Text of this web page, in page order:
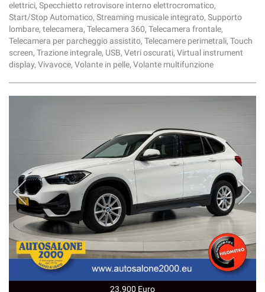
elettrici, Specchietto retrovisore interno elettrocromatico,
Start/Stop Automatico, Streaming musicale integrato, Supporto
lombare, telecamera, Telecamera 360, Telecamera frontale,
Telecamera per parcheggio assistito, Telecamere perimetrali, Touch
screen, Trazione integrale, USB, Vetri oscurati, Virtual instrument
display, Vivavoce, Volante in pelle, Volante multifunzione
23.900 Euro